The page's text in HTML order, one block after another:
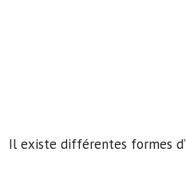
Il existe différentes formes d’